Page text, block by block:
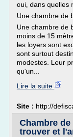
oui, dans quelles
Une chambre de
Une chambre de
moins de 15
les loyers sont
sont surtout
modestes. Leur
qu'un...
Lire la suite
Site : http://
Chambre
trouver et